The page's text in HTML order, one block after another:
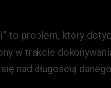
to problem, który
w trakcie
nad długością